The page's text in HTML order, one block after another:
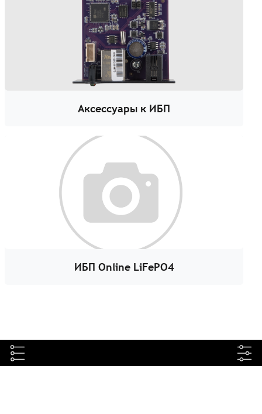
Аксессуары к ИБП
ИБП Online LiFePO4